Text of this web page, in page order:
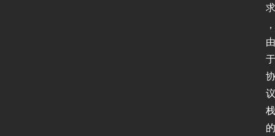
求
，
由
于
协
议
栈
的